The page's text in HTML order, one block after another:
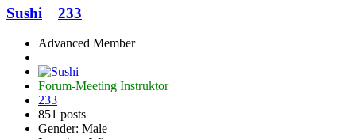
Sushi 233
Advanced Member
Forum-Meeting Instruktor
233
851 posts
Gender: Male